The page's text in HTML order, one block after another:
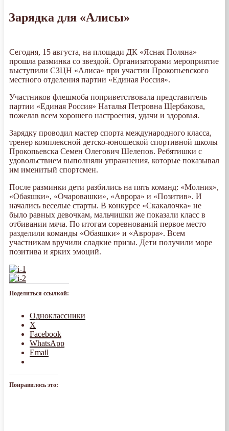
Зарядка для «Алисы»
Сегодня, 15 августа, на площади ДК «Ясная Поляна»
прошла разминка со звездой. Организаторами мероприятие
выступили СЗЦН «Алиса» при участии Прокопьевского
местного отделения партии «Единая Россия».
Участников флешмоба поприветствовала представитель
партии «Единая Россия» Наталья Петровна Щербакова,
пожелав всем хорошего настроения, удачи и здоровья.
Зарядку проводил мастер спорта международного класса,
тренер комплексной детско-юношеской спортивной школы
Прокопьевска Семен Олегович Шелепов. Ребятишки с
удовольствием выполняли упражнения, которые показывал
им именитый спортсмен.
После разминки дети разбились на пять команд: «Молния»,
«Обаяшки», «Очаровашки», «Аврора» и «Позитив». И
начались веселые старты. В конкурсе «Скакалочка» не
было равных девочкам, мальчишки же показали класс в
отбивании мяча. По итогам соревнований первое место
разделили команды «Обаяшки» и «Аврора». Всем
участникам вручили сладкие призы. Дети получили море
позитива и ярких эмоций.
Поделиться ссылкой:
Одноклассники
X
Facebook
WhatsApp
Email
Понравилось это: